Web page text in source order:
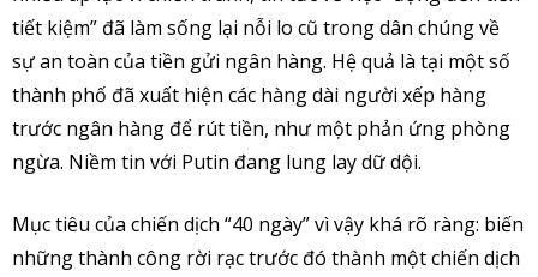
tiết kiệm” đã làm sống lại nỗi lo cũ trong dân chúng về
sự an toàn của tiền gửi ngân hàng. Hệ quả là tại một số
thành phố đã xuất hiện các hàng dài người xếp hàng
trước ngân hàng để rút tiền, như một phản ứng phòng
ngừa. Niềm tin với Putin đang lung lay dữ dội.
Mục tiêu của chiến dịch “40 ngày” vì vậy khá rõ ràng: biến
những thành công rời rạc trước đó thành một chiến dịch